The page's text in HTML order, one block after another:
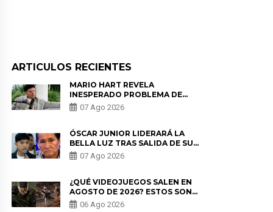
ARTICULOS RECIENTES
MARIO HART REVELA
INESPERADO PROBLEMA DE
SALUD ANTES DE SEPARARSE DE
KORINA: “ME ENCONTRARON UN
07 Ago 2026
ÓSCAR JUNIOR LIDERARÁ LA
BELLA LUZ TRAS SALIDA DE SU
PADRE POR POLÉMICA CON
NALDY SALDAÑA
07 Ago 2026
¿QUÉ VIDEOJUEGOS SALEN EN
AGOSTO DE 2026? ESTOS SON
LOS ESTRENOS MÁS ESPERADOS
06 Ago 2026